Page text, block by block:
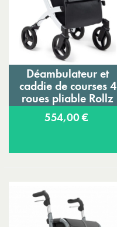
Déambulateur et
caddie de courses 4
roues pliable Rollz
Flex
554,00 €